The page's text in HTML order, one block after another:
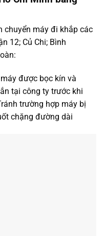
chuyển máy đi khắp các
12; Củ Chi; Bình
máy được bọc kín và
tại công ty trước khi
trường hợp máy bị
chặng đường dài